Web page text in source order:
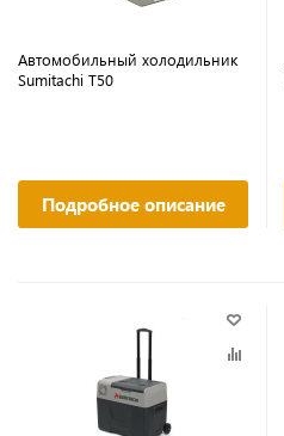
Автомобильный холодильник
Sumitachi T50
Подробное описание